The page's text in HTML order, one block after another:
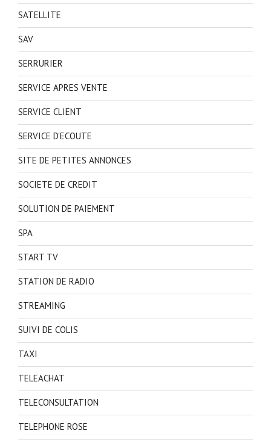
SATELLITE
SAV
SERRURIER
SERVICE APRES VENTE
SERVICE CLIENT
SERVICE D'ECOUTE
SITE DE PETITES ANNONCES
SOCIETE DE CREDIT
SOLUTION DE PAIEMENT
SPA
START TV
STATION DE RADIO
STREAMING
SUIVI DE COLIS
TAXI
TELEACHAT
TELECONSULTATION
TELEPHONE ROSE